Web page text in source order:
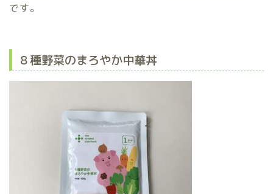
です。
８種野菜のまろやか中華丼